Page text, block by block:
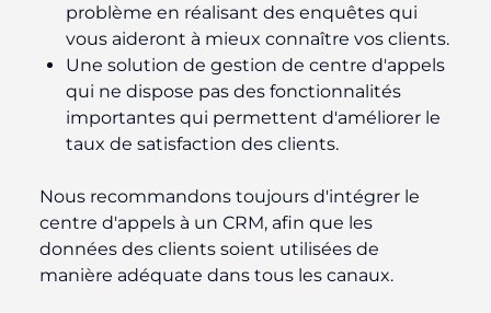
problème en réalisant des enquêtes qui
vous aideront à mieux connaître vos clients.
Une solution de gestion de centre d'appels
qui ne dispose pas des fonctionnalités
importantes qui permettent d'améliorer le
taux de satisfaction des clients.
Nous recommandons toujours d'intégrer le
centre d'appels à un CRM, afin que les
données des clients soient utilisées de
manière adéquate dans tous les canaux.